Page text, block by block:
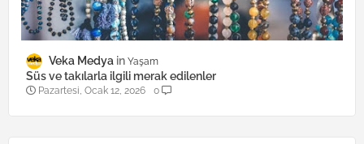
Veka Medya Yaşam
Süs ve takılarla ilgili merak edilenler
Pazartesi, Ocak 12, 2026 0